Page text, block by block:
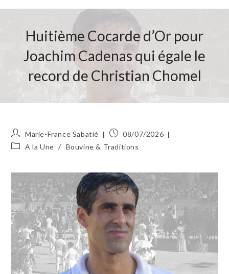
Huitième Cocarde d’Or pour
Joachim Cadenas qui égale le
record de Christian Chomel
Auteur/autrice
de
Marie-France Sabatié
Publication
publiée :
08/07/2026
PostA la Une / Bouvine & Traditions